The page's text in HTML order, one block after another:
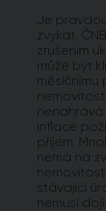
Je
zvykat.
zrušením
může být
měsíčnímu
nenahrává
inflace
příjem.
nemá na
stávající
nemusí